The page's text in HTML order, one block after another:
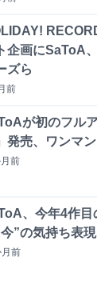
企画にSaToA
ズら
前
が初のフル
発売、ワンマ
前
、今年4作目
”の気持ち表現
前